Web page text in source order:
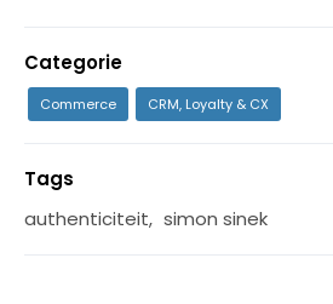
Categorie
Commerce CRM, Loyalty & CX
Tags
authenticiteit, simon sinek